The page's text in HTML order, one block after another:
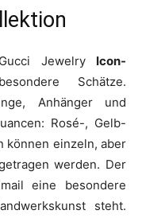
Jewelry Icon-
Schätze.
Anhänger und
Rosé-, Gelb-
können einzeln, aber
werden. Der
eine besondere
steht.